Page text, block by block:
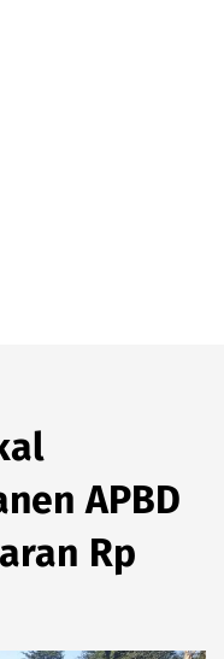
APBD
Rp